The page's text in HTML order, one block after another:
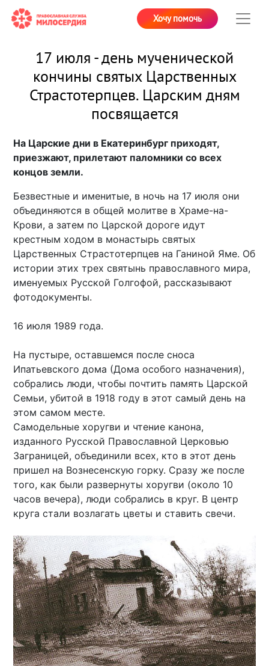
Хочу помочь
17 июля - день мученической
кончины святых Царственных
Страстотерпцев. Царским дням
посвящается
На Царские дни в Екатеринбург приходят,
приезжают, прилетают паломники со всех
концов земли.
Безвестные и именитые, в ночь на 17 июля они
объединяются в общей молитве в Храме-на-
Крови, а затем по Царской дороге идут
крестным ходом в монастырь святых
Царственных Страстотерпцев на Ганиной Яме. Об
истории этих трех святынь православного мира,
именуемых Русской Голгофой, рассказывают
фотодокументы.
16 июля 1989 года.
На пустыре, оставшемся после сноса
Ипатьевского дома (Дома особого назначения),
собрались люди, чтобы почтить память Царской
Семьи, убитой в 1918 году в этот самый день на
этом самом месте.
Самодельные хоругви и чтение канона,
изданного Русской Православной Церковью
Заграницей, объединили всех, кто в этот день
пришел на Вознесенскую горку. Сразу же после
того, как были развернуты хоругви (около 10
часов вечера), люди собрались в круг. В центр
круга стали возлагать цветы и ставить свечи.